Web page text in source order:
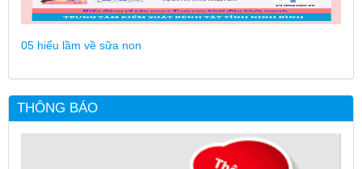
05 hiểu lầm về sữa non
THÔNG BÁO